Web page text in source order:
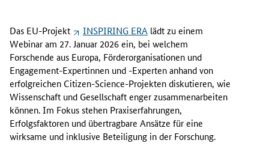
a
s
E
U
-
P
r
o
j
Das EU-Projekt INSPIRING ERA lädt zu einem
Webinar am 27. Januar 2026 ein, bei welchem
Forschende aus Europa, Förderorganisationen und
Engagement-Expertinnen und -Experten anhand von
erfolgreichen Citizen-Science-Projekten diskutieren, wie
Wissenschaft und Gesellschaft enger zusammenarbeiten
können. Im Fokus stehen Praxiserfahrungen,
Erfolgsfaktoren und übertragbare Ansätze für eine
wirksame und inklusive Beteiligung in der Forschung.